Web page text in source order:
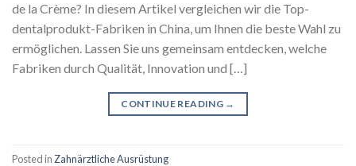
de la Crème? In diesem Artikel vergleichen wir die Top-
dentalprodukt-Fabriken in China, um Ihnen die beste Wahl zu
ermöglichen. Lassen Sie uns gemeinsam entdecken, welche
Fabriken durch Qualität, Innovation und […]
CONTINUE READING →
Posted in Zahnärztliche Ausrüstung